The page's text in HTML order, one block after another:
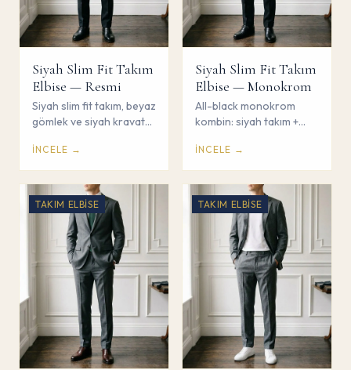
Siyah Slim Fit Takım
Elbise — Resmi
Siyah slim fit takım, beyaz
gömlek ve siyah kravat
Çorum Savaş Giyim.
İNCELE →
Siyah Slim Fit Takım
Elbise — Monokrom
All-black monokrom
kombin: siyah takım +
Modern erkek stili.
Çorum Savaş Giyim.
İNCELE →
TAKIM ELBISE TAKIM ELBISE